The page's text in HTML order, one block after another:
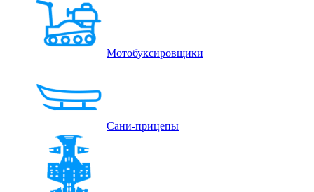
Мотобуксировщики
Сани-прицепы